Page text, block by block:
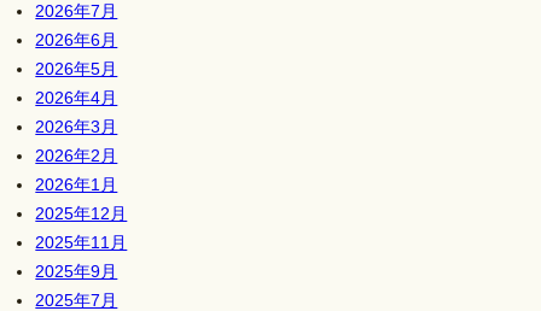
2026年7月
2026年6月
2026年5月
2026年4月
2026年3月
2026年2月
2026年1月
2025年12月
2025年11月
2025年9月
2025年7月